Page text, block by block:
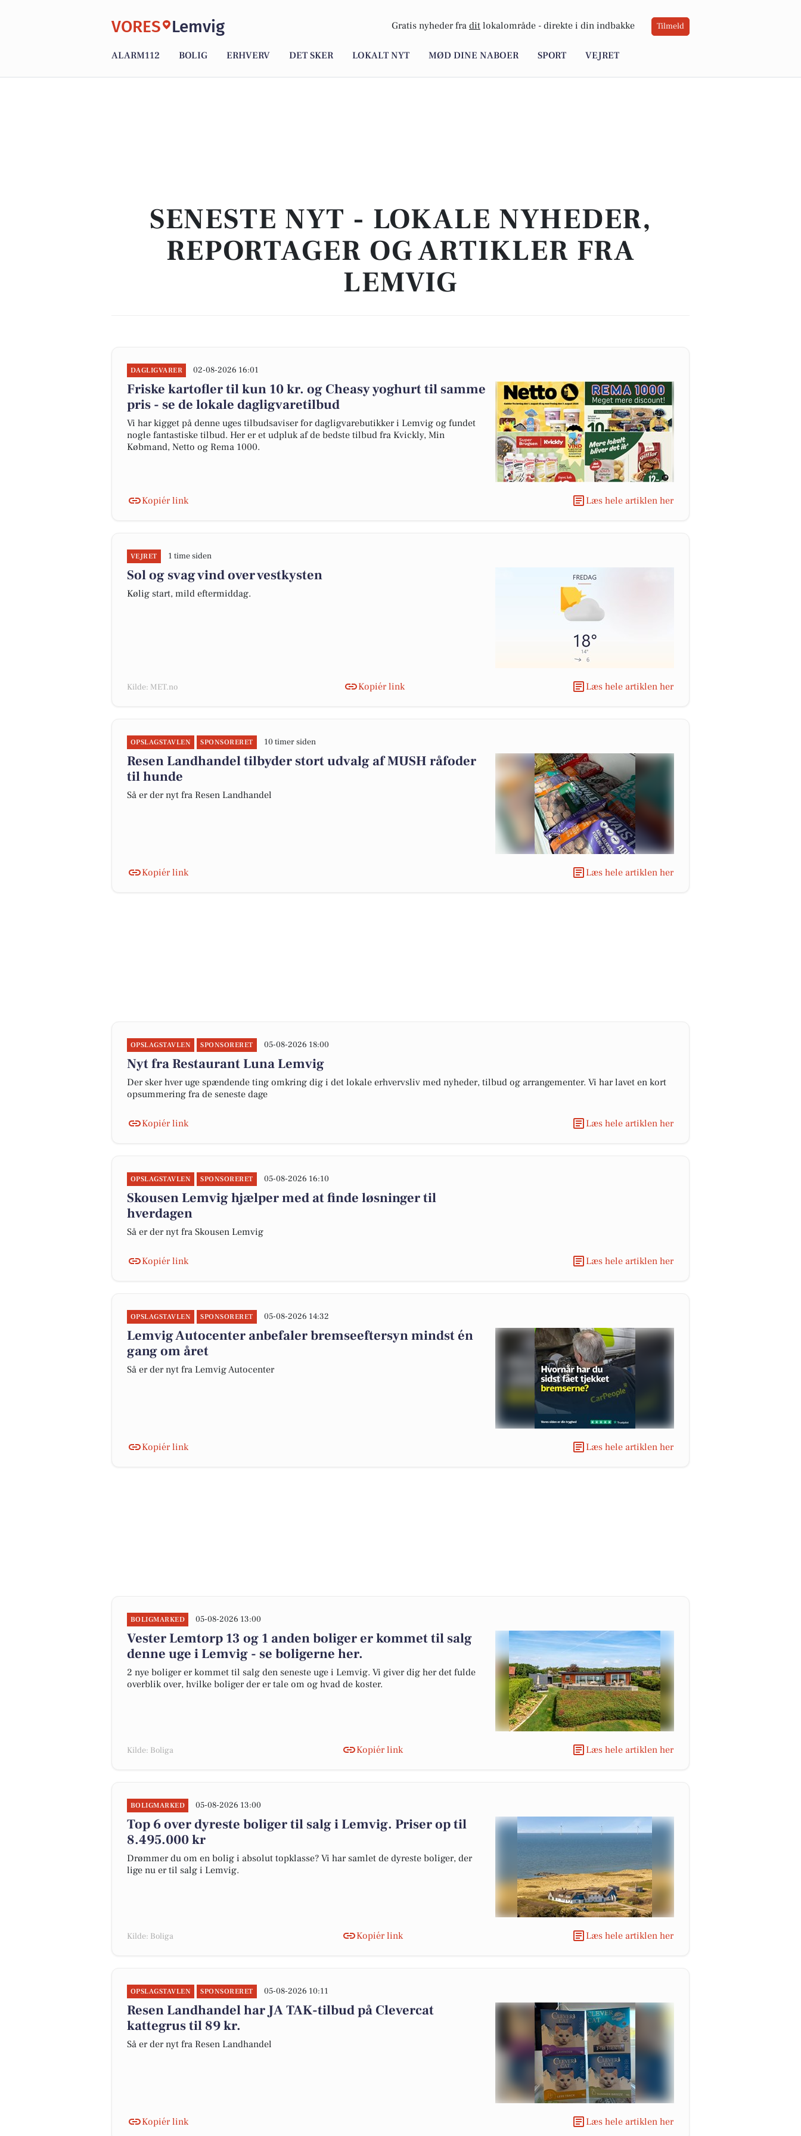
VORES Lemvig Gratis nyheder fra dit lokalområde - direkte i din indbakke Tilmeld
ALARM112 BOLIG ERHVERV DET SKER LOKALT NYT MØD DINE NABOER SPORT VEJRET
SENESTE NYT - LOKALE NYHEDER,
REPORTAGER OG ARTIKLER FRA
LEMVIG
DAGLIGVARER 02-08-2026 16:01
Friske kartofler til kun 10 kr. og Cheasy yoghurt til samme
pris - se de lokale dagligvaretilbud
Vi har kigget på denne uges tilbudsaviser for dagligvarebutikker i Lemvig og fundet
nogle fantastiske tilbud. Her er et udpluk af de bedste tilbud fra Kvickly, Min
Købmand, Netto og Rema 1000.
Kopiér link Læs hele artiklen her
VEJRET 1 time siden
Sol og svag vind over vestkysten
Kølig start, mild eftermiddag.
Kilde: MET.no Kopiér link Læs hele artiklen her
OPSLAGSTAVLEN SPONSORERET 10 timer siden
Resen Landhandel tilbyder stort udvalg af MUSH råfoder
til hunde
Så er der nyt fra Resen Landhandel
Kopiér link Læs hele artiklen her
OPSLAGSTAVLEN SPONSORERET 05-08-2026 18:00
Nyt fra Restaurant Luna Lemvig
Der sker hver uge spændende ting omkring dig i det lokale erhvervsliv med nyheder, tilbud og arrangementer. Vi har lavet en kort
opsummering fra de seneste dage
Kopiér link Læs hele artiklen her
OPSLAGSTAVLEN SPONSORERET 05-08-2026 16:10
Skousen Lemvig hjælper med at finde løsninger til
hverdagen
Så er der nyt fra Skousen Lemvig
Kopiér link Læs hele artiklen her
OPSLAGSTAVLEN SPONSORERET 05-08-2026 14:32
Lemvig Autocenter anbefaler bremseeftersyn mindst én
gang om året
Så er der nyt fra Lemvig Autocenter
Kopiér link Læs hele artiklen her
BOLIGMARKED 05-08-2026 13:00
Vester Lemtorp 13 og 1 anden boliger er kommet til salg
denne uge i Lemvig - se boligerne her.
2 nye boliger er kommet til salg den seneste uge i Lemvig. Vi giver dig her det fulde
overblik over, hvilke boliger der er tale om og hvad de koster.
Kilde: Boliga Kopiér link Læs hele artiklen her
BOLIGMARKED 05-08-2026 13:00
Top 6 over dyreste boliger til salg i Lemvig. Priser op til
8.495.000 kr
Drømmer du om en bolig i absolut topklasse? Vi har samlet de dyreste boliger, der
lige nu er til salg i Lemvig.
Kilde: Boliga Kopiér link Læs hele artiklen her
OPSLAGSTAVLEN SPONSORERET 05-08-2026 10:11
Resen Landhandel har JA TAK-tilbud på Clevercat
kattegrus til 89 kr.
Så er der nyt fra Resen Landhandel
Kopiér link Læs hele artiklen her